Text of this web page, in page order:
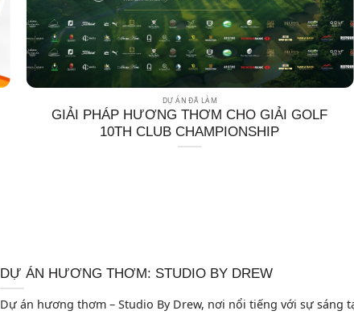
DỰ ÁN ĐÃ LÀM
GIẢI PHÁP HƯƠNG THƠM CHO GIẢI GOLF
10TH CLUB CHAMPIONSHIP
DỰ ÁN HƯƠNG THƠM: STUDIO BY DREW
Dự án hương thơm – Studio By Drew, nơi nổi tiếng với sự sáng